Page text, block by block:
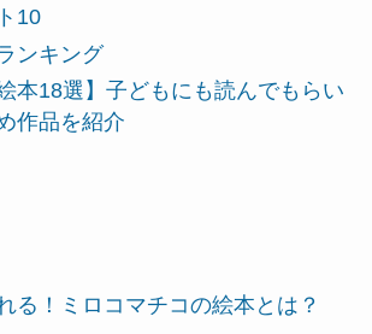
10
ンキング
本18選】子どもにも読んでもらい
作品を紹介
る！ミロコマチコの絵本とは？